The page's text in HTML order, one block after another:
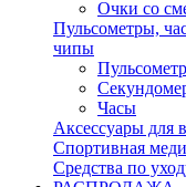
Очки со
Пульсометры,
чипы
Часы
Аксессуары для
Спортивная
Средства по